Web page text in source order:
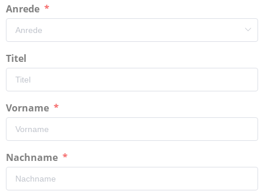
Anrede
Titel
Vorname
Nachname